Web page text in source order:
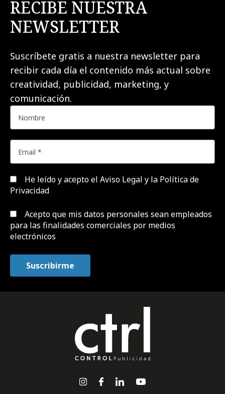
RECIBE NUESTRA
NEWSLETTER
Suscríbete gratis a nuestra newsletter para
recibir cada día el contenido más actual sobre
creatividad, publicidad, marketing, y
comunicación.
He leído y acepto el Aviso Legal y la Política de
Privacidad
Acepto que mis datos personales sean empleados
para las finalidades comerciales por medios
electrónicos